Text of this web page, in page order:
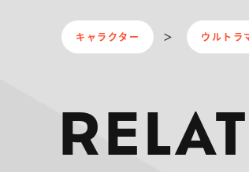
キャラクター ウルトラ